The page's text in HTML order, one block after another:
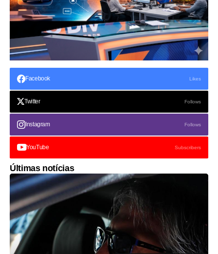
Facebook Likes
Twitter Follows
Instagram Follows
YouTube Subscribers
Últimas notícias